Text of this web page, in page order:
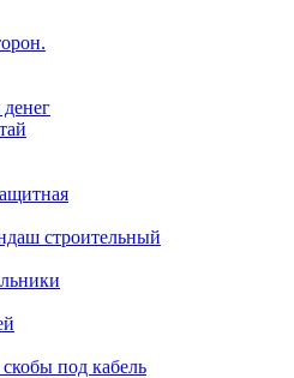
строительный
под кабель